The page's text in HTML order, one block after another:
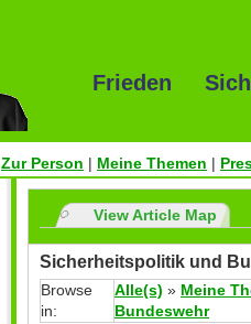
Frieden
Zur Person | Meine Themen |
View Article Map
Sicherheitspolitik und
Browse
in:
Alle(s) » Meine
Bundeswehr